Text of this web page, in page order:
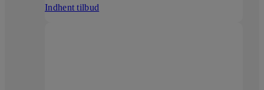
Indhent tilbud